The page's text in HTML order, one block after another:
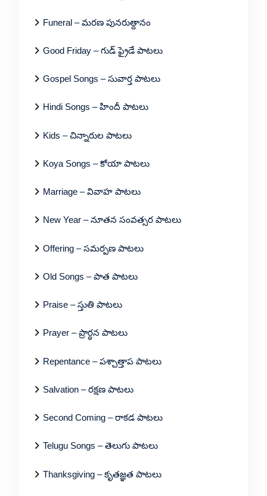
Funeral – మరణ పునరుత్దానం
Good Friday – గుడ్ ఫ్రైడే పాటలు
Gospel Songs – సువార్త పాటలు
Hindi Songs – హిందీ పాటలు
Kids – చిన్నారుల పాటలు
Koya Songs – కోయా పాటలు
Marriage – వివాహ పాటలు
New Year – నూతన సంవత్సర పాటలు
Offering – సమర్పణ పాటలు
Old Songs – పాత పాటలు
Praise – స్తుతి పాటలు
Prayer – ప్రార్థన పాటలు
Repentance – పశ్చాత్తాప పాటలు
Salvation – రక్షణ పాటలు
Second Coming – రాకడ పాటలు
Telugu Songs – తెలుగు పాటలు
Thanksgiving – కృతజ్ఞత పాటలు